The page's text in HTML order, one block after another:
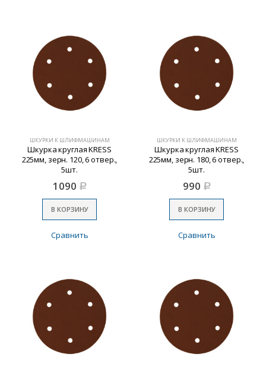
ШКУРКИ К ШЛИФМАШИНАМ
Шкурка круглая KRESS
225мм, зерн. 120, 6 отвер.,
5шт.
1090 Р
В КОРЗИНУ
Сравнить
ШКУРКИ К ШЛИФМАШИНАМ
Шкурка круглая KRESS
225мм, зерн. 180, 6 отвер.,
5шт.
990 Р
В КОРЗИНУ
Сравнить